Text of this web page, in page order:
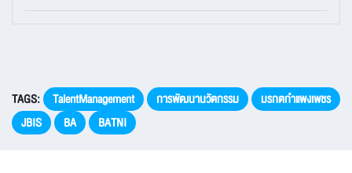
TAGS: TalentManagement การพัฒนานวัตกรรม
มรกตกำแพงเพชร
JBIS
BA BATNI